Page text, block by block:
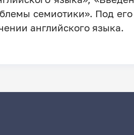
семиотики». Под
английского языка.